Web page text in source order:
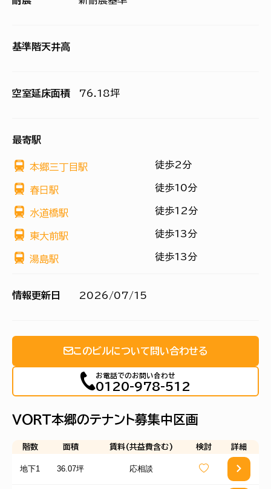
基準階天井高
空室延床面積 76.18坪
最寄駅
本郷三丁目駅 徒歩2分
春日駅 徒歩10分
水道橋駅 徒歩12分
東大前駅 徒歩13分
湯島駅 徒歩13分
情報更新日 2026/07/15
このビルについて問い合わせる
お電話でのお問い合わせ
0120-978-512
ＶＯＲＴ本郷のテナント募集中区画
階数 面積 賃料(共益費含む) 検討 詳細
地下1 36.07坪 応相談